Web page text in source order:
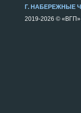
Г. НАБЕРЕЖНЫЕ
2019-2026 © «ВГП»